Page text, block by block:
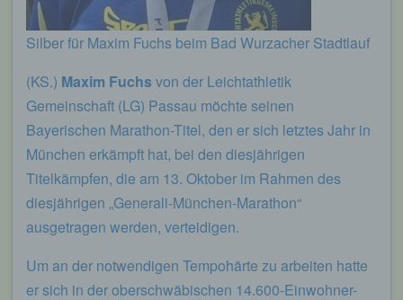
Silber für Maxim Fuchs beim Bad Wurzacher Stadtlauf
(KS.) Maxim Fuchs von der Leichtathletik
Gemeinschaft (LG) Passau möchte seinen
Bayerischen Marathon-Titel, den er sich letztes Jahr in
München erkämpft hat, bei den diesjährigen
Titelkämpfen, die am 13. Oktober im Rahmen des
diesjährigen „Generali-München-Marathon“
ausgetragen werden, verteidigen.
Um an der notwendigen Tempohärte zu arbeiten hatte
er sich in der oberschwäbischen 14.600-Einwohner-